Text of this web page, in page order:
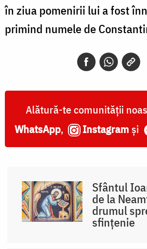
în ziua pomenirii lui a fost
primind numele de
Alătură-te comunității
WhatsApp, Instagram și
Sfântul
de la
drumul
sfințenie